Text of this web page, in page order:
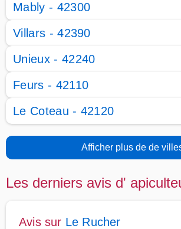
Mably - 42300
Villars - 42390
Unieux - 42240
Feurs - 42110
Le Coteau - 42120
Afficher plus de de
Les derniers avis d'
Avis sur Le Rucher